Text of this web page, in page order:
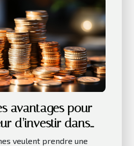
avantages pour
d’investir dans
veulent prendre une